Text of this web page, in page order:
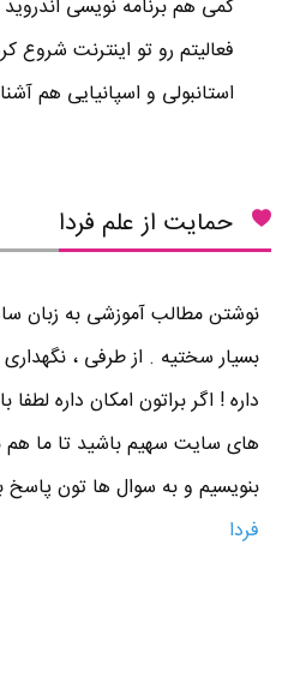
فعالیتم رو تو اینترنت شروع
استانبولی و اسپانیایی هم
حمایت از علم فردا
نوشتن مطالب آموزشی به زبان
بسیار سختیه . از طرفی ،
داره ! اگر براتون امکان داره
های سایت سهیم باشید تا ما هم
بنویسیم و به سوال ها تون پاسخ
فردا